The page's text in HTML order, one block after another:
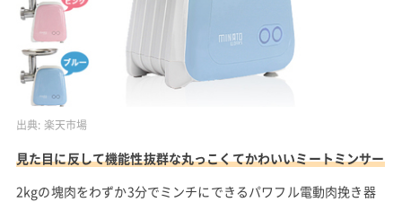
出典: 楽天市場
見た目に反して機能性抜群な丸っこくてかわいいミートミンサー
2kgの塊肉をわずか3分でミンチにできるパワフル電動肉挽き器